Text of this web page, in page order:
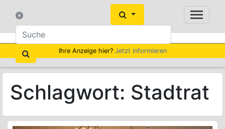
Ihre Anzeige hier? Jetzt informieren
Schlagwort: Stadtrat